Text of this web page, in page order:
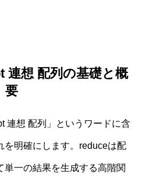
連想 配列の基礎と概
要
連想 配列」というワードに含
を明確にします。reduceは配
一の結果を生成する高階関